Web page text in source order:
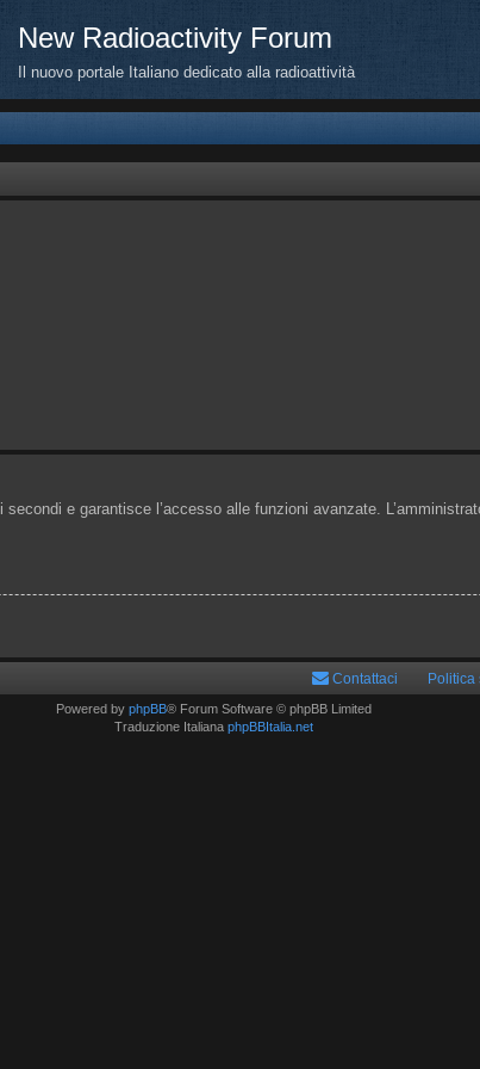
New Radioactivity Forum
Il nuovo portale Italiano dedicato alla radioattività
e garantisce l’accesso alle funzioni avanzate.
Politica
Contattaci
Powered by phpBB® Forum Software © phpBB Limited
Traduzione Italiana phpBBItalia.net